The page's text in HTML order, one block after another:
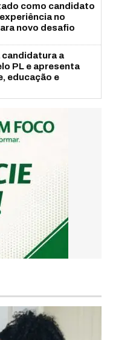
como candidato
no
novo desafio
candidatura a
PL e apresenta
educação e